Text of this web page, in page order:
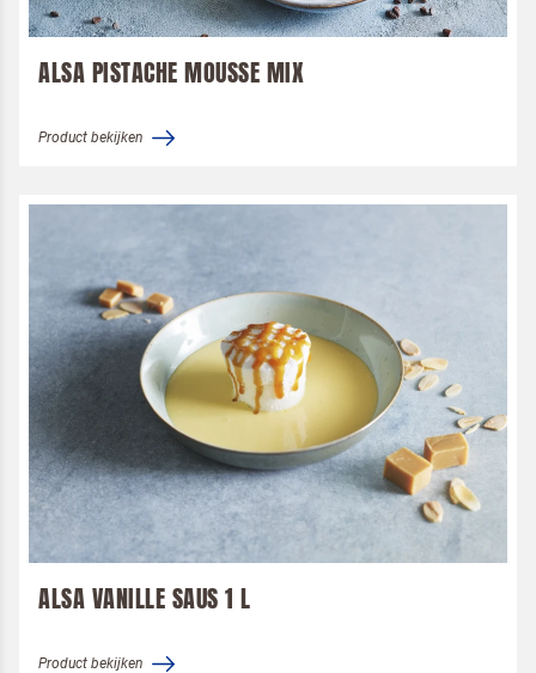
ALSA PISTACHE MOUSSE MIX
Product bekijken
ALSA VANILLE SAUS 1 L
Product bekijken